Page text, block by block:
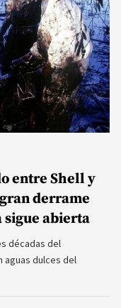
entre Shell y
derrame
sigue abierta
décadas del
aguas dulces del